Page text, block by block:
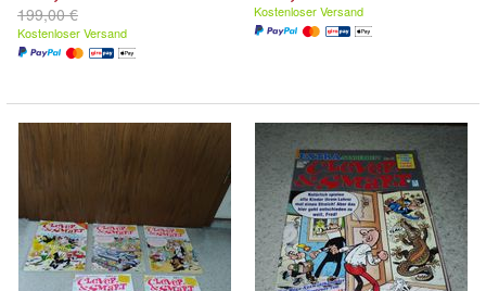
199,00 €
Kostenloser Versand
Kostenloser Versand